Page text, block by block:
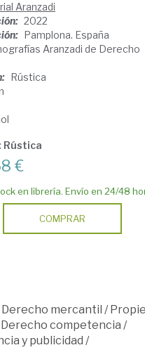
Aranzadi
2022
Pamplona. España
Aranzadi de Derecho
Rústica
Rústica
€
en librería. Envío en 24/48
COMPRAR
Derecho mercantil /
competencia /
y publicidad /